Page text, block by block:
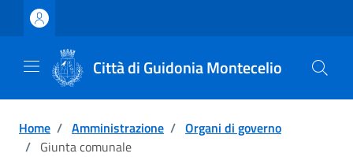
Vai ai contenuti
Vai al footer
Città di Guidonia Montecelio
Home / Amministrazione / Organi di governo
/ Giunta comunale